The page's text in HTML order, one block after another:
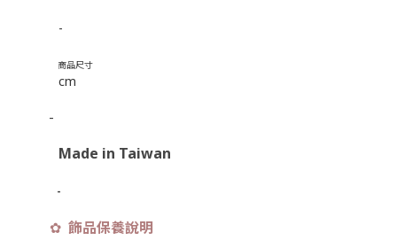
-
商品尺寸
cm
-
Made in Taiwan
-
✿ 飾品保養說明